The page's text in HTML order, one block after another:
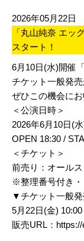
2026年05月22日
「丸山純奈 エッ
スタート！
6月10日(水)開催
チケット一般発
ぜひこの機会にお
＜公演日時＞
2026年6月10日(
OPEN 18:30 /
＜チケット＞
前売り：オール
※整理番号付き・
▼チケット一般発
5月22日(金)
販売URL：